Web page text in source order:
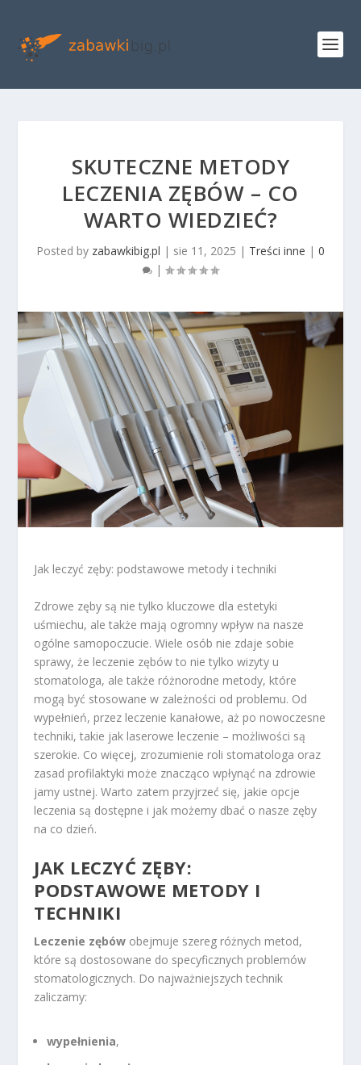
SKUTECZNE METODY
LECZENIA ZĘBÓW – CO
WARTO WIEDZIEĆ?
Posted by zabawkibig.pl | sie 11, 2025 | Treści inne | 0
|
Jak leczyć zęby: podstawowe metody i techniki
Zdrowe zęby są nie tylko kluczowe dla estetyki
uśmiechu, ale także mają ogromny wpływ na nasze
ogólne samopoczucie. Wiele osób nie zdaje sobie
sprawy, że leczenie zębów to nie tylko wizyty u
stomatologa, ale także różnorodne metody, które
mogą być stosowane w zależności od problemu. Od
wypełnień, przez leczenie kanałowe, aż po nowoczesne
techniki, takie jak laserowe leczenie – możliwości są
szerokie. Co więcej, zrozumienie roli stomatologa oraz
zasad profilaktyki może znacząco wpłynąć na zdrowie
jamy ustnej. Warto zatem przyjrzeć się, jakie opcje
leczenia są dostępne i jak możemy dbać o nasze zęby
na co dzień.
JAK LECZYĆ ZĘBY:
PODSTAWOWE METODY I
TECHNIKI
Leczenie zębów obejmuje szereg różnych metod,
które są dostosowane do specyficznych problemów
stomatologicznych. Do najważniejszych technik
zaliczamy:
wypełnienia,